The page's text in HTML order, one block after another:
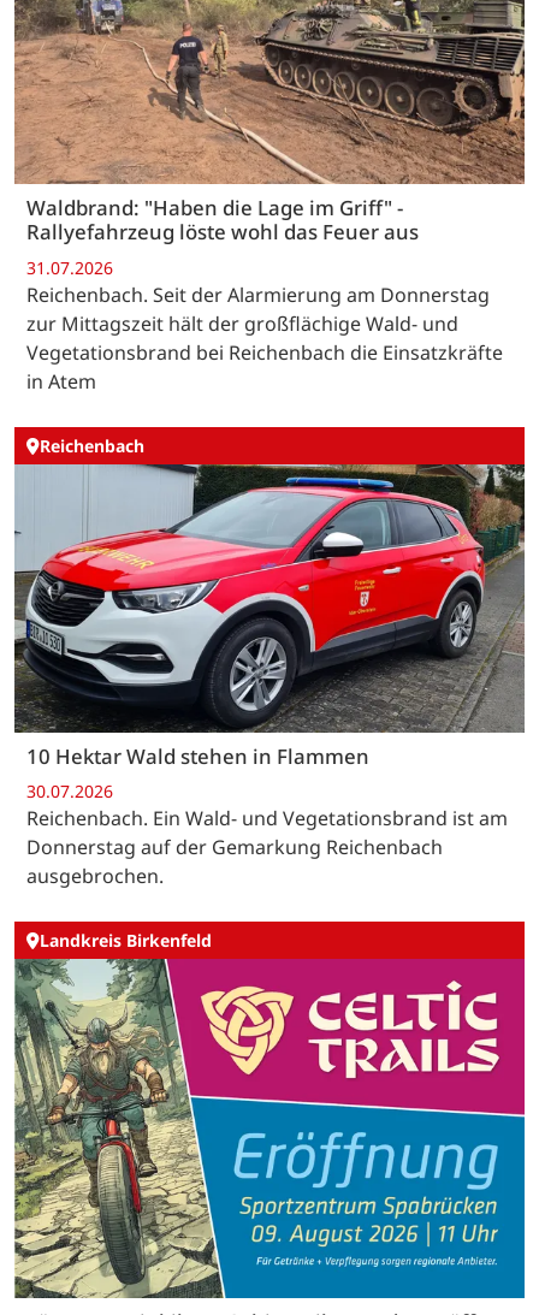
Waldbrand: "Haben die Lage im Griff" -
Rallyefahrzeug löste wohl das Feuer aus
31.07.2026
Reichenbach. Seit der Alarmierung am Donnerstag
zur Mittagszeit hält der großflächige Wald- und
Vegetationsbrand bei Reichenbach die Einsatzkräfte
in Atem
Reichenbach
10 Hektar Wald stehen in Flammen
30.07.2026
Reichenbach. Ein Wald- und Vegetationsbrand ist am
Donnerstag auf der Gemarkung Reichenbach
ausgebrochen.
Landkreis Birkenfeld